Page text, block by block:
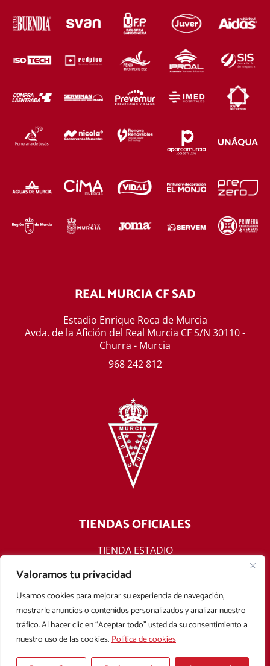
Valoramos tu privacidad
Usamos cookies para mejorar su experiencia de navegación,
mostrarle anuncios o contenidos personalizados y analizar nuestro
tráfico. Al hacer clic en “Aceptar todo” usted da su consentimiento a
nuestro uso de las cookies.Política de cookies
REAL MURCIA CF SAD
Estadio Enrique Roca de Murcia
Avda. de la Afición del Real Murcia CF S/N 30110 -
Churra - Murcia
968 242 812
TIENDAS OFICIALES
TIENDA ESTADIO
TIENDA ONLINE
F
a
c
e
b
o
T
w
i
t
t
e
Y
o
u
t
u
b
I
n
s
t
a
g
Aviso legal Política de privacidad Política de cookies
Condiciones Generales de Contratación